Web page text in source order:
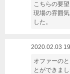
こちらの要
現場の雰囲
した。
2020.02.03
オファーの
とができまし